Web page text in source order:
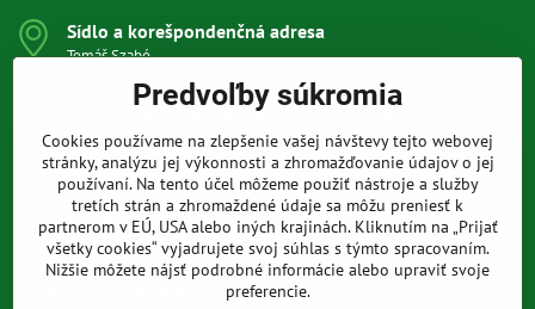
Sídlo a korešpondenčná adresa
Tomáš Szabó
851 03 Bratislava
Sme internetový obchod, nemáme kamennú predajňu.
0903 709 305
(08:00 - 20:00 vrátane víkendov a sviatkov)
info​@prakticke-naradie​.sk
Všetko k nákupu
Predvoľby súkromia
Cookies používame na zlepšenie vašej návštevy tejto webovej
stránky, analýzu jej výkonnosti a zhromažďovanie údajov o jej
používaní. Na tento účel môžeme použiť nástroje a služby
tretích strán a zhromaždené údaje sa môžu preniesť k
partnerom v EÚ, USA alebo iných krajinách. Kliknutím na „Prijať
všetky cookies“ vyjadrujete svoj súhlas s týmto spracovaním.
Nižšie môžete nájsť podrobné informácie alebo upraviť svoje
preferencie.